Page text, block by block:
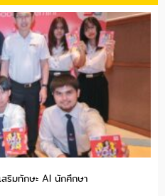
ริมทักษะ AI นักศึกษา